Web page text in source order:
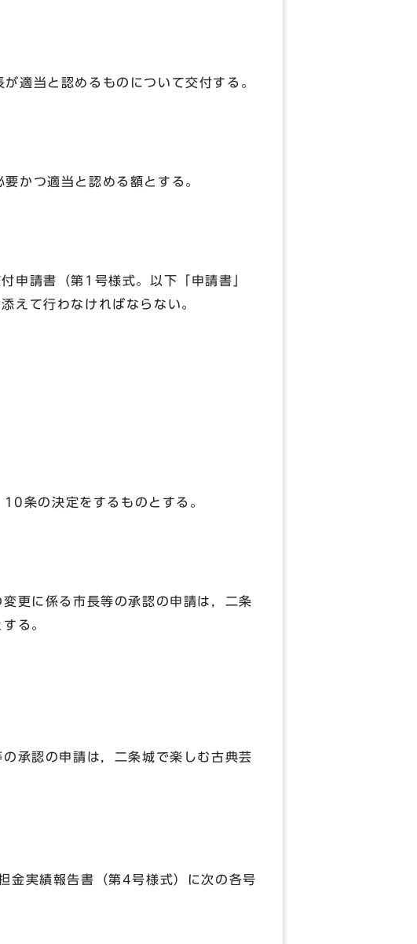
適当と認めるものについて交付する。
かつ適当と認める額とする。
申請書（第1号様式。以下「申請書」
えて行わなければならない。
条の決定をするものとする。
更に係る市長等の承認の申請は，二条
る。
承認の申請は，二条城で楽しむ古典芸
実績報告書（第4号様式）に次の各号